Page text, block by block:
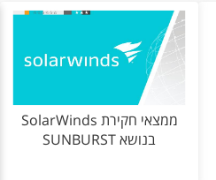
ממצאי חקירת SolarWinds
בנושא SUNBURST